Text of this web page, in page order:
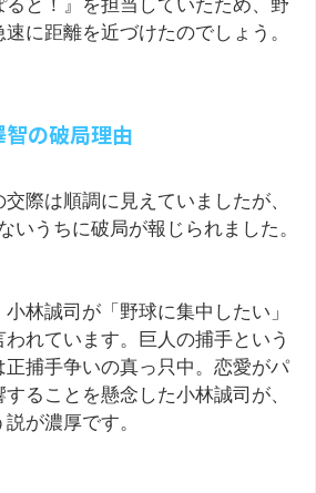
と！』を担当していたため、野
に距離を近づけたのでしょう。
の破局理由
際は順調に見えていましたが、
いうちに破局が報じられました。
林誠司が「野球に集中したい」
れています。巨人の捕手という
捕手争いの真っ只中。恋愛がパ
ることを懸念した小林誠司が、
が濃厚です。